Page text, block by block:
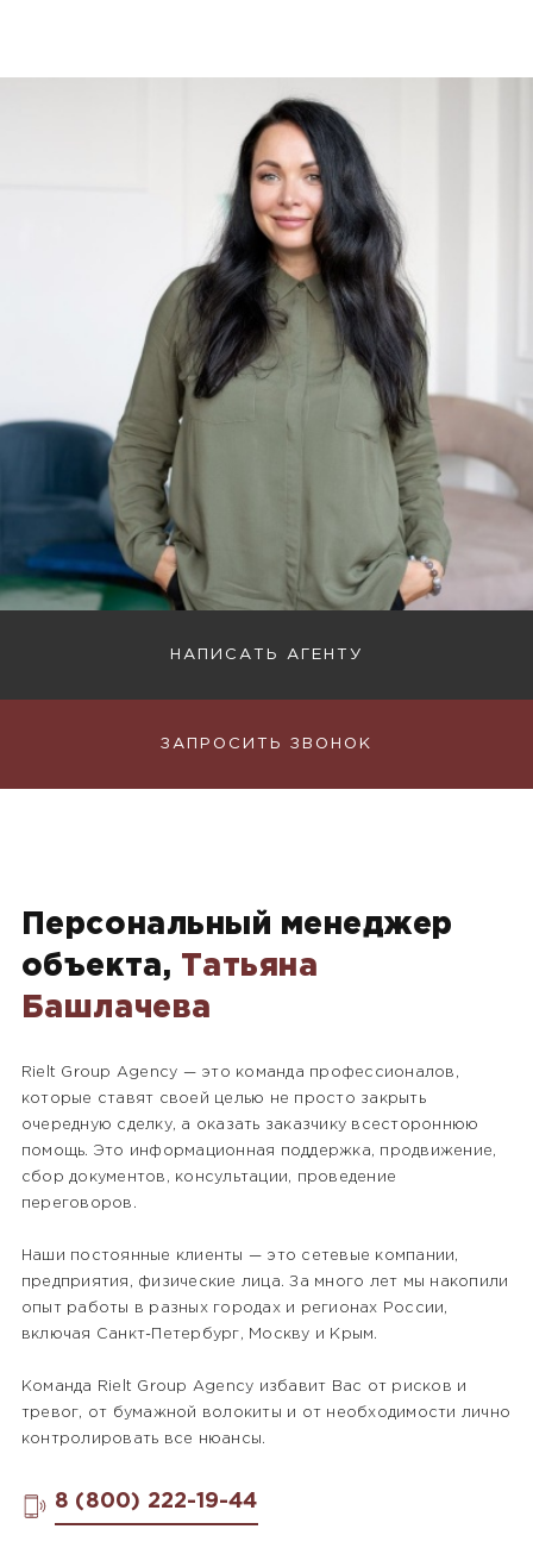
НАПИСАТЬ АГЕНТУ
ЗАПРОСИТЬ ЗВОНОК
Персональный менеджер
объекта, Татьяна
Башлачева
Rielt Group Agency — это команда профессионалов,
которые ставят своей целью не просто закрыть
очередную сделку, а оказать заказчику всестороннюю
помощь. Это информационная поддержка, продвижение,
сбор документов, консультации, проведение
переговоров.
Наши постоянные клиенты — это сетевые компании,
предприятия, физические лица. За много лет мы накопили
опыт работы в разных городах и регионах России,
включая Санкт-Петербург, Москву и Крым.
Команда Rielt Group Agency избавит Вас от рисков и
тревог, от бумажной волокиты и от необходимости лично
контролировать все нюансы.
8 (800) 222-19-44